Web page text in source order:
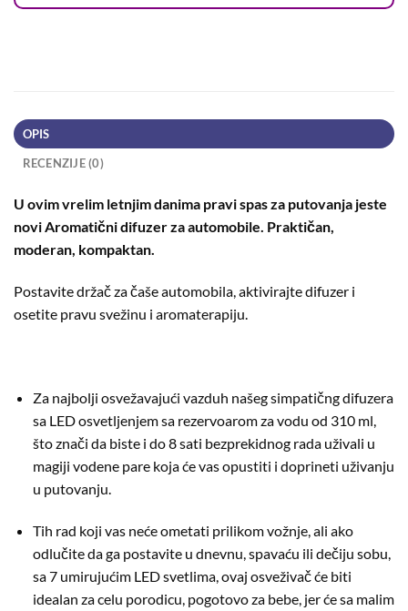
OPIS
RECENZIJE (0)
U ovim vrelim letnjim danima pravi spas za putovanja jeste
novi Aromatični difuzer za automobile. Praktičan,
moderan, kompaktan.
Postavite držač za čaše automobila, aktivirajte difuzer i
osetite pravu svežinu i aromaterapiju.
Za najbolji osvežavajući vazduh našeg simpatičng difuzera
sa LED osvetljenjem sa rezervoarom za vodu od 310 ml,
što znači da biste i do 8 sati bezprekidnog rada uživali u
magiji vodene pare koja će vas opustiti i doprineti uživanju
u putovanju.
Tih rad koji vas neće ometati prilikom vožnje, ali ako
odlučite da ga postavite u dnevnu, spavaću ili dečiju sobu,
sa 7 umirujućim LED svetlima, ovaj osveživač će biti
idealan za celu porodicu, pogotovo za bebe, jer će sa malim